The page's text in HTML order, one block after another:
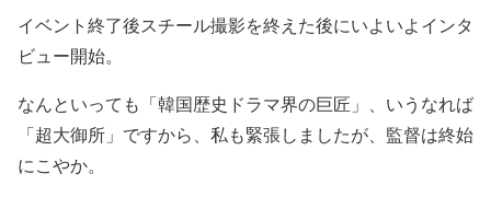
イベント終了後スチール撮影を終えた後にいよいよインタ
ビュー開始。
なんといっても「韓国歴史ドラマ界の巨匠」、いうなれば
「超大御所」ですから、私も緊張しましたが、監督は終始
にこやか。